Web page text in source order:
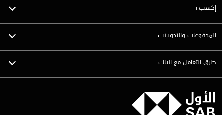
إكسب+
المدفوعات والتحويلات
طرق التعامل مع البنك